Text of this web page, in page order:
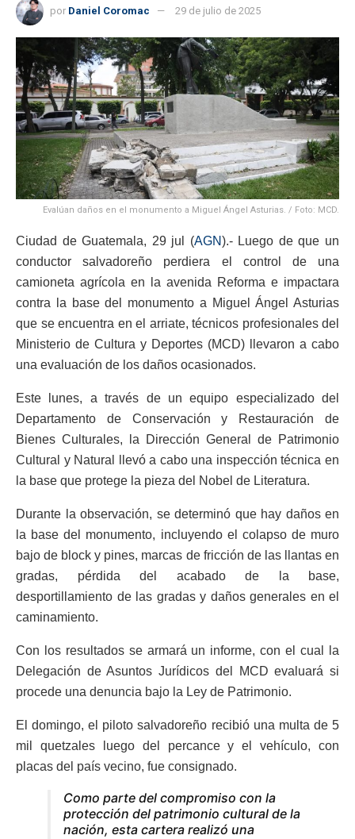
por Daniel Coromac 29 de julio de 2025
Evalúan daños en el monumento a Miguel Ángel Asturias. / Foto: MCD.
Ciudad de Guatemala, 29 jul (AGN).- Luego de que un
conductor salvadoreño perdiera el control de una
camioneta agrícola en la avenida Reforma e impactara
contra la base del monumento a Miguel Ángel Asturias
que se encuentra en el arriate, técnicos profesionales del
Ministerio de Cultura y Deportes (MCD) llevaron a cabo
una evaluación de los daños ocasionados.
Este lunes, a través de un equipo especializado del
Departamento de Conservación y Restauración de
Bienes Culturales, la Dirección General de Patrimonio
Cultural y Natural llevó a cabo una inspección técnica en
la base que protege la pieza del Nobel de Literatura.
Durante la observación, se determinó que hay daños en
la base del monumento, incluyendo el colapso de muro
bajo de block y pines, marcas de fricción de las llantas en
gradas, pérdida del acabado de la base,
desportillamiento de las gradas y daños generales en el
caminamiento.
Con los resultados se armará un informe, con el cual la
Delegación de Asuntos Jurídicos del MCD evaluará si
procede una denuncia bajo la Ley de Patrimonio.
El domingo, el piloto salvadoreño recibió una multa de 5
mil quetzales luego del percance y el vehículo, con
placas del país vecino, fue consignado.
Como parte del compromiso con la
protección del patrimonio cultural de la
nación, esta cartera realizó una